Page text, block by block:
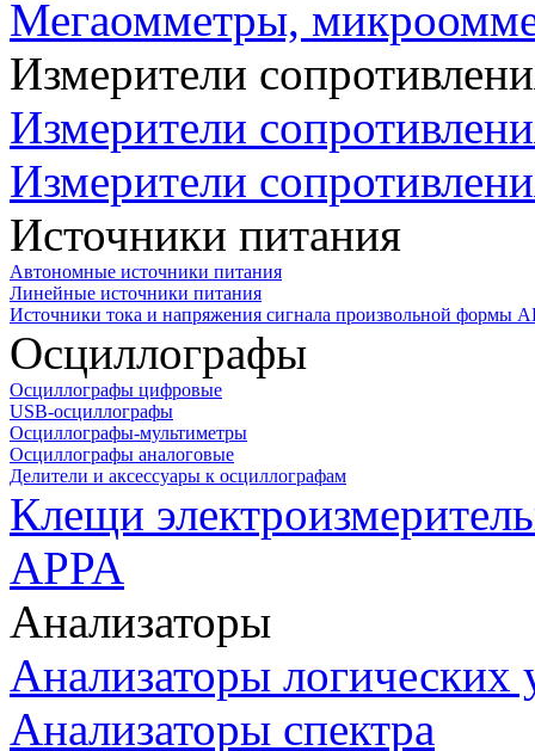
Мегаомметры,
Измерители
Измерители
Измерители
Источники питания
Автономные источники питания
Линейные источники питания
Источники тока и напряжения сигнала произвольной формы
Осциллографы
Осциллографы цифровые
USB-осциллографы
Осциллографы-мультиметры
Осциллографы аналоговые
Делители и аксессуары к осциллографам
Клещи
APPA
Анализаторы
Анализаторы логических
Анализаторы спектра